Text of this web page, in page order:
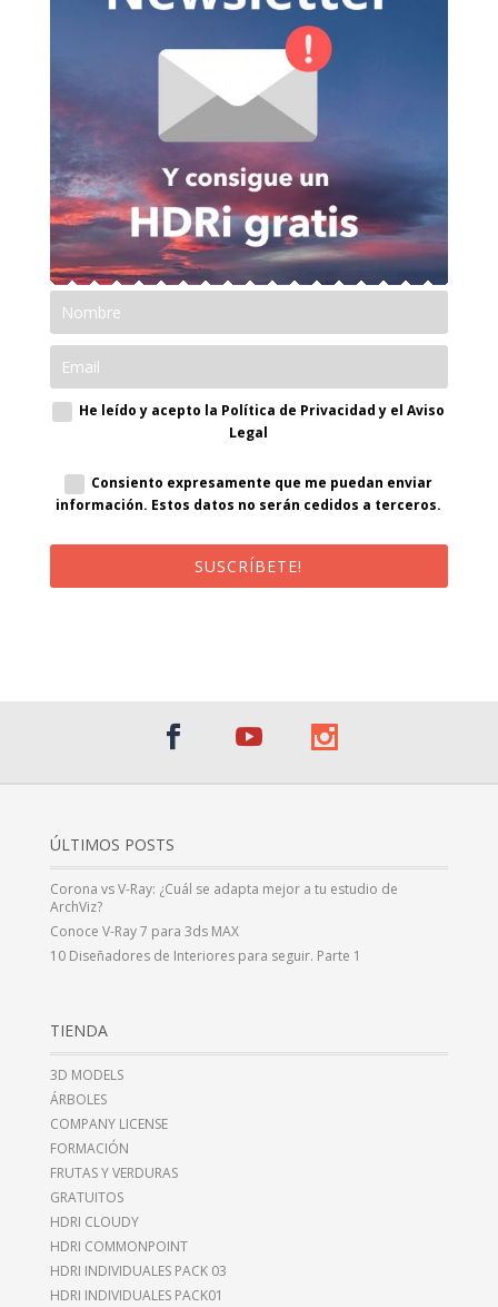
He leído y acepto la Política de Privacidad y el Aviso
Legal
Consiento expresamente que me puedan enviar
información. Estos datos no serán cedidos a terceros.
SUSCRÍBETE!
ÚLTIMOS POSTS
Corona vs V-Ray: ¿Cuál se adapta mejor a tu estudio de
ArchViz?
Conoce V-Ray 7 para 3ds MAX
10 Diseñadores de Interiores para seguir. Parte 1
TIENDA
3D MODELS
ÁRBOLES
COMPANY LICENSE
FORMACIÓN
FRUTAS Y VERDURAS
GRATUITOS
HDRI CLOUDY
HDRI COMMONPOINT
HDRI INDIVIDUALES PACK 03
HDRI INDIVIDUALES PACK01